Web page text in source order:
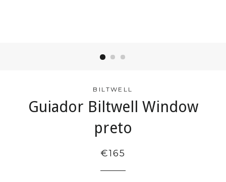
BILTWELL
Guiador Biltwell Window
preto
€165